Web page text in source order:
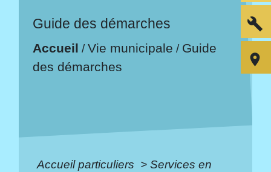
Guide des démarches
Accueil /Vie municipale / Guide
des démarches
Accueil particuliers > Services en
build
room